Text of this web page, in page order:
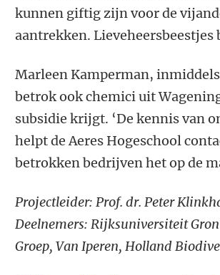
kunnen giftig zijn voor de
aantrekken.
Marleen Kamperman,
betrok ook chemici uit
subsidie krijgt. ‘De kennis van
helpt de Aeres Hogeschool
betrokken bedrijven het op de
Projectleider: Prof. dr. Peter
Deelnemers: Rijksuniversiteit
Groep, Van Iperen, Holland